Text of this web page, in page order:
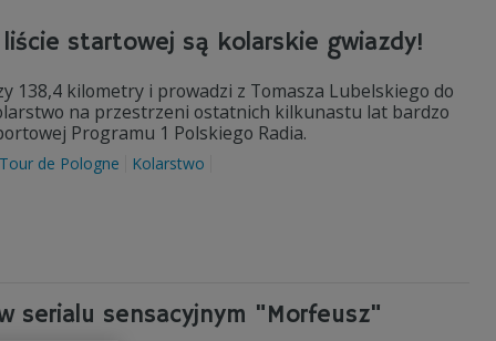
liście startowej są kolarskie gwiazdy!
138,4 kilometry i prowadzi z Tomasza Lubelskiego do
na przestrzeni ostatnich kilkunastu lat bardzo
Programu 1 Polskiego Radia.
Tour de Pologne Kolarstwo
serialu sensacyjnym "Morfeusz"